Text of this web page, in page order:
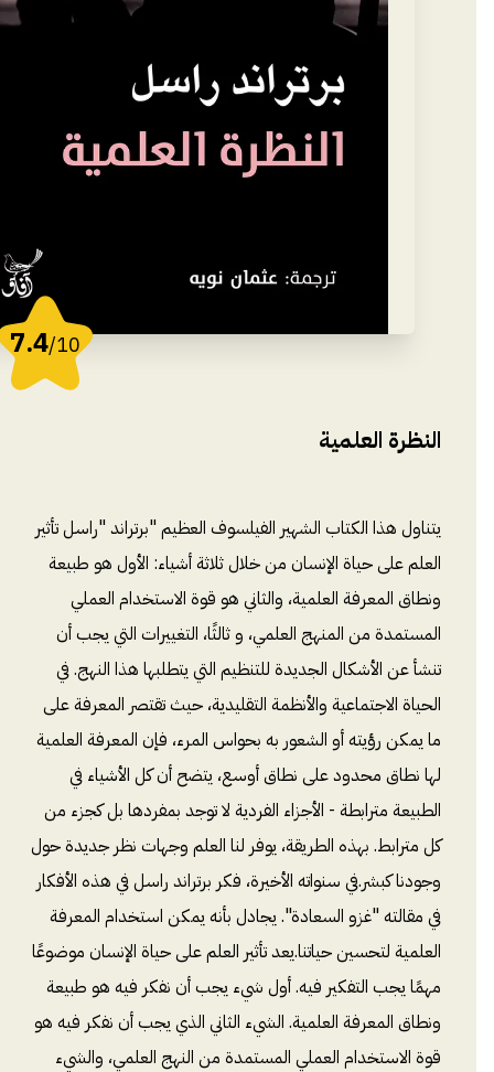
7.4/10
النظرة العلمية
يتناول هذا الكتاب الشهير الفيلسوف العظيم "برتراند "راسل تأثير
العلم على حياة الإنسان من خلال ثلاثة أشياء: الأول هو طبيعة
ونطاق المعرفة العلمية، والثاني هو قوة الاستخدام العملي
المستمدة من المنهج العلمي، و ثالثًا، التغييرات التي يجب أن
تنشأ عن الأشكال الجديدة للتنظيم التي يتطلبها هذا النهج. في
الحياة الاجتماعية والأنظمة التقليدية، حيث تقتصر المعرفة على
ما يمكن رؤيته أو الشعور به بحواس المرء، فإن المعرفة العلمية
لها نطاق محدود على نطاق أوسع، يتضح أن كل الأشياء في
الطبيعة مترابطة - الأجزاء الفردية لا توجد بمفردها بل كجزء من
كل مترابط. بهذه الطريقة، يوفر لنا العلم وجهات نظر جديدة حول
وجودنا كبشر.في سنواته الأخيرة، فكر برتراند راسل في هذه الأفكار
في مقالته "غزو السعادة". يجادل بأنه يمكن استخدام المعرفة
العلمية لتحسين حياتنا.يعد تأثير العلم على حياة الإنسان موضوعًا
مهمًا يجب التفكير فيه. أول شيء يجب أن نفكر فيه هو طبيعة
ونطاق المعرفة العلمية. الشيء الثاني الذي يجب أن نفكر فيه هو
قوة الاستخدام العملي المستمدة من النهج العلمي، والشيء